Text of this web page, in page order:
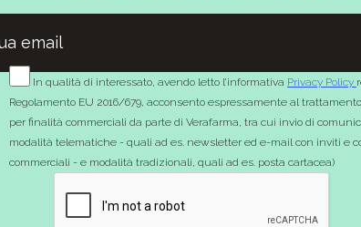
In qualità di interessato, avendo letto l’informativa Privacy Policy
Regolamento EU 2016/679, acconsento espressamente al
per finalità commerciali da parte di Verafarma, tra cui invio di
modalità telematiche - quali ad es. newsletter ed e-mail con inviti e
commerciali - e modalità tradizionali, quali ad es. posta cartacea)